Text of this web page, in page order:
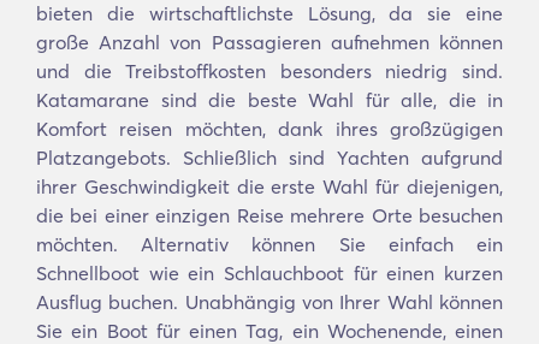
bieten die wirtschaftlichste Lösung, da sie eine
große Anzahl von Passagieren aufnehmen können
und die Treibstoffkosten besonders niedrig sind.
Katamarane sind die beste Wahl für alle, die in
Komfort reisen möchten, dank ihres großzügigen
Platzangebots. Schließlich sind Yachten aufgrund
ihrer Geschwindigkeit die erste Wahl für diejenigen,
die bei einer einzigen Reise mehrere Orte besuchen
möchten. Alternativ können Sie einfach ein
Schnellboot wie ein Schlauchboot für einen kurzen
Ausflug buchen. Unabhängig von Ihrer Wahl können
Sie ein Boot für einen Tag, ein Wochenende, einen